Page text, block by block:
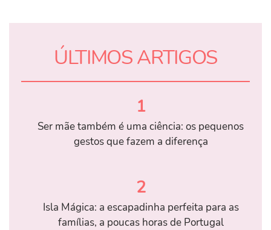
ÚLTIMOS ARTIGOS
1
Ser mãe também é uma ciência: os pequenos
gestos que fazem a diferença
2
Isla Mágica: a escapadinha perfeita para as
famílias, a poucas horas de Portugal